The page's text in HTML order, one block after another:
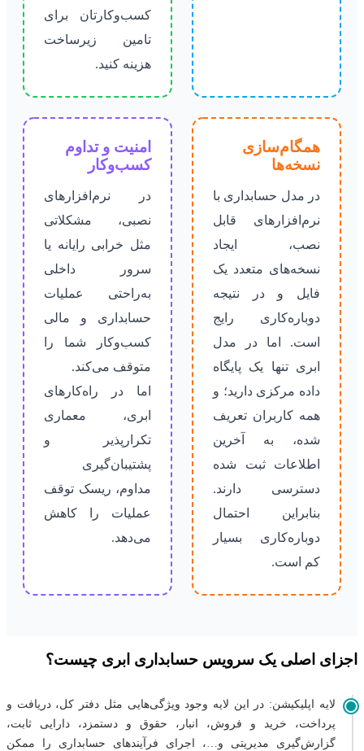
کسب‌وکارتان برای
تامین زیرساخت
هزینه کنید.
همگام‌سازی
نسخه‌ها
در مدل حسابداری با
نرم‌افزارهای قابل
نصب، ایجاد
نسخه‌های متعدد یک
فایل و در نتیجه
دوباره‌کاری رایج
است. اما در مدل
ابری تنها یک پایگاه
داده مرکزی دارید؛ و
همه کاربران تعریف
شده، به آخرین
اطلاعات ثبت شده
دسترسی دارند.
بنابراین احتمال
دوباره‌کاری بسیار
کم است.
امنیت و تداوم
کسب‌وکار
در نرم‌افزارهای
نصبی، مشکلاتی
مثل خرابی رایانه یا
سرور داخلی
به‌راحتی عملیات
حسابداری و مالی
کسب‌وکار شما را
متوقف می‌کند.
اما در راه‌کارهای
ابری، معماری
تکرارپذیر و
پشتیبان‌گیری
مداوم، ریسک توقف
عملیات را کاهش
می‌دهد.
اجزای اصلی یک سرویس حسابداری ابری چیست؟
لایه اپلیکیشن: در این لایه وجود ویژگی‌هایی مثل دفتر کل، دریافت و
پرداخت، خرید و فروش، انبار، حقوق و دستمزد، دارایی ثابت،
گزارش‌گیری مدیریتی و…، اجرای فرآیندهای حسابداری را ممکن